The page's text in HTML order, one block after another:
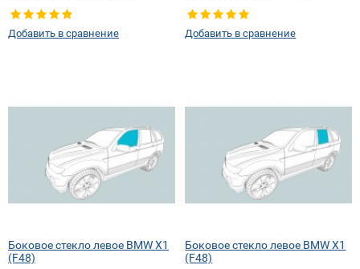
Добавить в сравнение Добавить в сравнение
Боковое стекло левое BMW X1
(F48)
Боковое стекло левое BMW X1
(F48)